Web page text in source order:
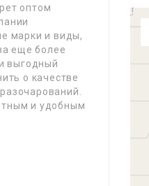
оптом
марки и виды,
еще более
выгодный
о качестве
и удобным